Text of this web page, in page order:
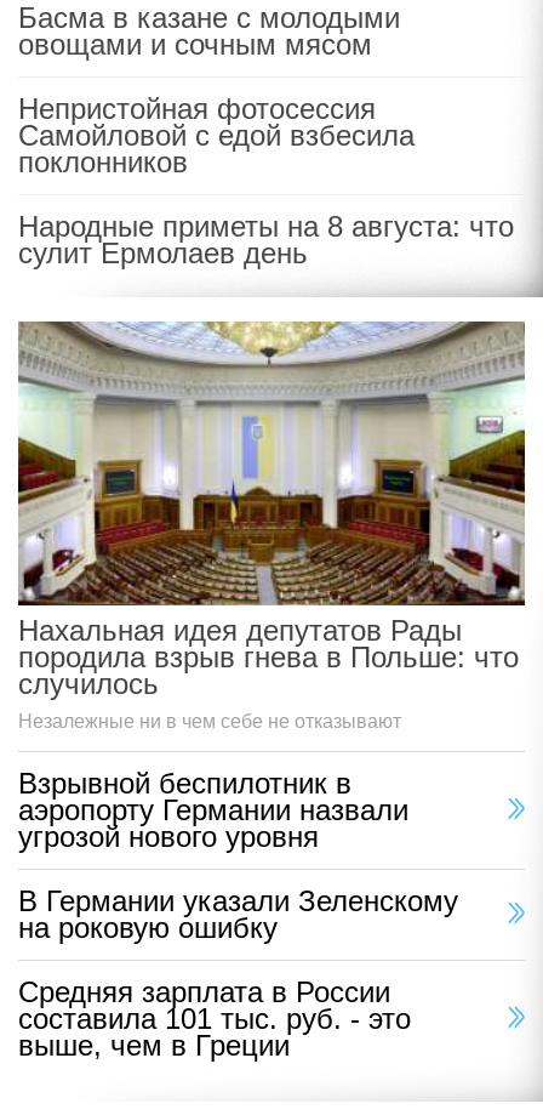
Басма в казане с молодыми
овощами и сочным мясом
Непристойная фотосессия
Самойловой с едой взбесила
поклонников
Народные приметы на 8 августа: что
сулит Ермолаев день
Нахальная идея депутатов Рады
породила взрыв гнева в Польше: что
случилось
Незалежные ни в чем себе не отказывают
Взрывной беспилотник в
аэропорту Германии назвали
угрозой нового уровня
В Германии указали Зеленскому
на роковую ошибку
Средняя зарплата в России
составила 101 тыс. руб. - это
выше, чем в Греции